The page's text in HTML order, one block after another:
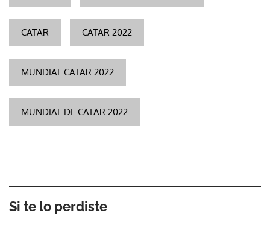
CATAR CATAR 2022
MUNDIAL CATAR 2022
MUNDIAL DE CATAR 2022
Si te lo perdiste